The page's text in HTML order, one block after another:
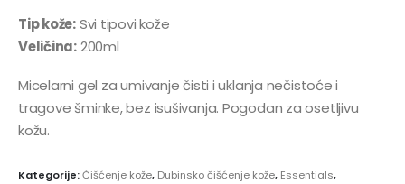
Tip kože:Svi tipovi kože
Veličina:200ml
Micelarni gel za umivanje čisti i uklanja nečistoće i
tragove šminke, bez isušivanja. Pogodan za osetljivu
kožu.
Kategorije:Čišćenje kože, Dubinsko čišćenje kože, Essentials,